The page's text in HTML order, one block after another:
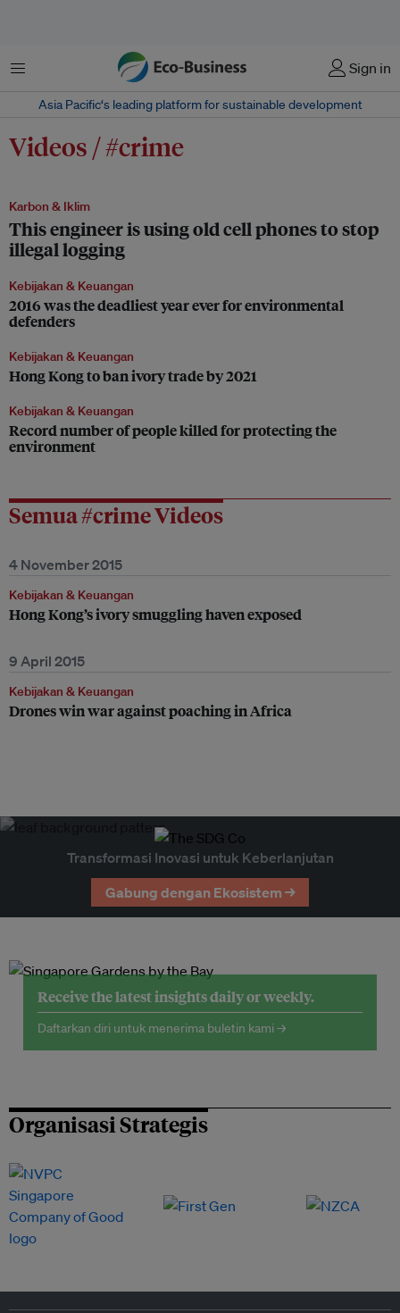
Menu Sign in
Asia Pacific‘s leading platform for sustainable development
Videos / #crime
Karbon & Iklim
This engineer is using old cell phones to stop
illegal logging
Kebijakan & Keuangan
2016 was the deadliest year ever for environmental
defenders
Kebijakan & Keuangan
Hong Kong to ban ivory trade by 2021
Kebijakan & Keuangan
Record number of people killed for protecting the
environment
Semua #crime Videos
4 November 2015
Kebijakan & Keuangan
Hong Kong’s ivory smuggling haven exposed
9 April 2015
Kebijakan & Keuangan
Drones win war against poaching in Africa
Transformasi Inovasi untuk Keberlanjutan
Gabung dengan Ekosistem →
Receive the latest insights daily or weekly.
Daftarkan diri untuk menerima buletin kami →
Organisasi Strategis